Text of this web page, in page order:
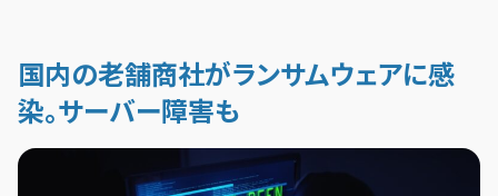
国内の老舗商社がランサムウェアに感
染。サーバー障害も